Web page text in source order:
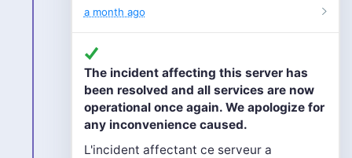
a month ago
The incident affecting this server has
been resolved and all services are now
operational once again. We apologize for
any inconvenience caused.
L'incident affectant ce serveur a